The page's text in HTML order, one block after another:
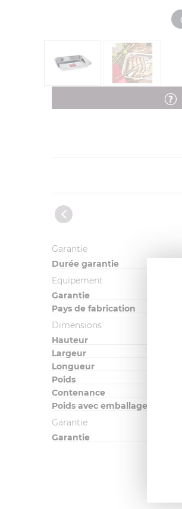
Garantie
Durée garantie
Equipement
Garantie
Pays de fabrication
Dimensions
Hauteur
Largeur
Longueur
Poids
Contenance
Poids avec emballage
Garantie
Garantie